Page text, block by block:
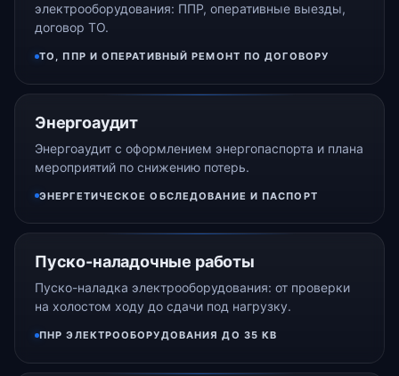
электрооборудования: ППР, оперативные выезды,
договор ТО.
ТО, ППР И ОПЕРАТИВНЫЙ РЕМОНТ ПО ДОГОВОРУ
Энергоаудит
Энергоаудит с оформлением энергопаспорта и плана
мероприятий по снижению потерь.
ЭНЕРГЕТИЧЕСКОЕ ОБСЛЕДОВАНИЕ И ПАСПОРТ
Пуско-наладочные работы
Пуско-наладка электрооборудования: от проверки
на холостом ходу до сдачи под нагрузку.
ПНР ЭЛЕКТРООБОРУДОВАНИЯ ДО 35 КВ